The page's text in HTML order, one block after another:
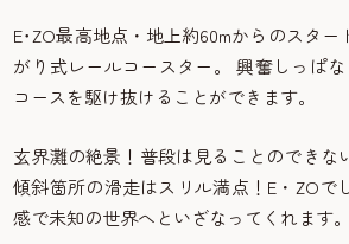
E･ZO最高地点・地上約60mからのスタ
がり式レールコースター。 興奮しっぱ
コースを駆け抜けることができます。
玄界灘の絶景！普段は見ることのできな
傾斜箇所の滑走はスリル満点！E・ZOで
感で未知の世界へといざなってくれます。